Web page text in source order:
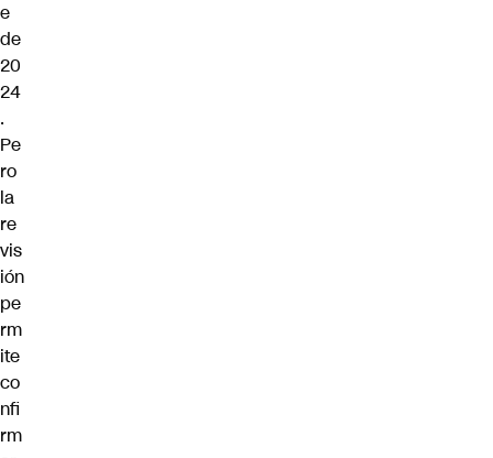
e
de
20
24
.
Pe
ro
la
re
vis
ión
pe
rm
ite
co
nfi
rm